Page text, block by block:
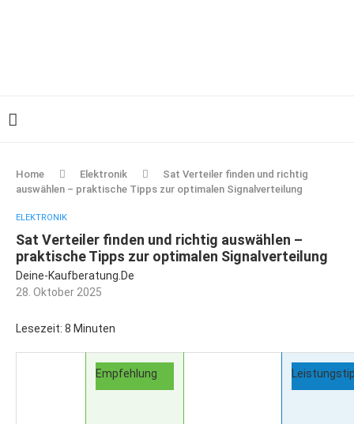
Home Elektronik
Sat Verteiler finden und richtig
auswählen – praktische Tipps zur optimalen Signalverteilung
ELEKTRONIK
Sat Verteiler finden und richtig auswählen –
praktische Tipps zur optimalen Signalverteilung
Deine-Kaufberatung.de
28. Oktober 2025
Lesezeit: 8 Minuten
Empfehlung